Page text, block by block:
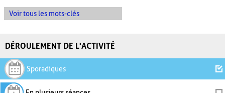
Voir tous les mots-clés
DÉROULEMENT DE L'ACTIVITÉ
Sporadiques